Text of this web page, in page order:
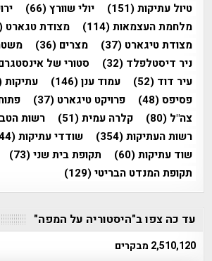
טיול עתיקות(151) יולי שוורץ(66)
מלחמת העצמאות(114) מצודת טגארט
מצודת טיגארט (37) מצרים (36)
ניר דיסטלפלד (32) סטורי של
עיר דוד (52) עמוד ענן(146) עתיקות
פסיפס(48) פרויקט טיגארט (37)
צה"ל (80) קלרה עמית(51) רשות
רשות העתיקות(354) שודדי עתיקות(44)
שוד עתיקות(60) תקופת בית שני(73)
תקופת המנדט הבריטי(129)
עד כה צפו ב"היסטוריה על המפה"
2,510,120 מבקרים